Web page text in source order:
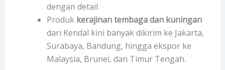
dengan detail.
Produk kerajinan tembaga dan kuningan
dari Kendal kini banyak dikirim ke Jakarta,
Surabaya, Bandung, hingga ekspor ke
Malaysia, Brunei, dan Timur Tengah.